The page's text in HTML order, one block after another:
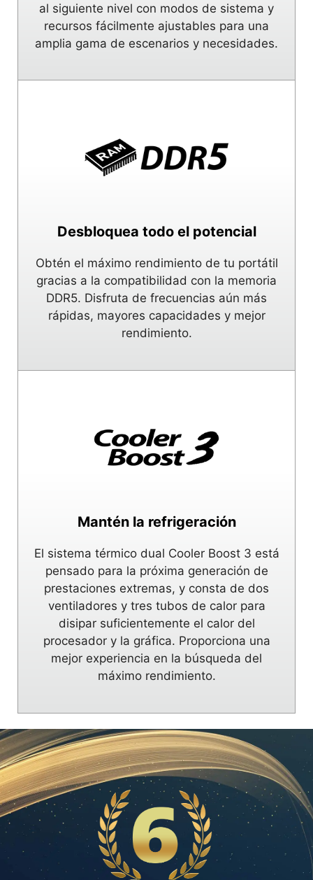
al siguiente nivel con modos de sistema y
recursos fácilmente ajustables para una
amplia gama de escenarios y necesidades.
Desbloquea todo el potencial
Obtén el máximo rendimiento de tu portátil
gracias a la compatibilidad con la memoria
DDR5. Disfruta de frecuencias aún más
rápidas, mayores capacidades y mejor
rendimiento.
Mantén la refrigeración
El sistema térmico dual Cooler Boost 3 está
pensado para la próxima generación de
prestaciones extremas, y consta de dos
ventiladores y tres tubos de calor para
disipar suficientemente el calor del
procesador y la gráfica. Proporciona una
mejor experiencia en la búsqueda del
máximo rendimiento.